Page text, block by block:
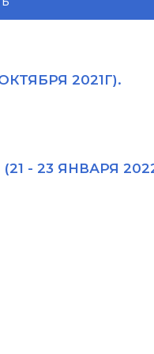
2021Г).
- 23 ЯНВАРЯ